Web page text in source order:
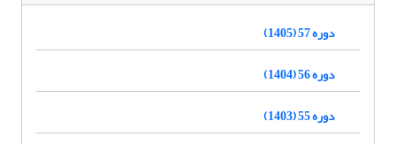
دوره 57 (1405)
دوره 56 (1404)
دوره 55 (1403)